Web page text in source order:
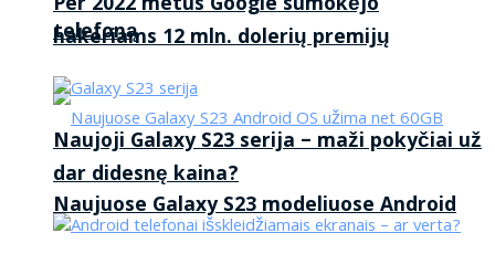
telefoną
Naujuose Galaxy S23 modeliuose Android
hakeriams 12 mln. dolerių premijų
Naujoji Galaxy S23 serija – maži pokyčiai už
dar didesnę kaina?